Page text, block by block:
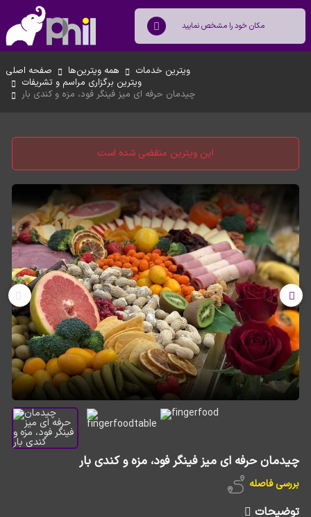
صفحه اصلی همه ویترین‌ها
ویترین خدمات
ویترین برگزاری مراسم و تشریفات
چیدمان حرفه ای میز فینگر فود، مزه و کندی بار
این ویترین منقضی شده است
چیدمان حرفه ای میز فینگر فود، مزه و کندی بار
بررسی فاصله
توضیحات